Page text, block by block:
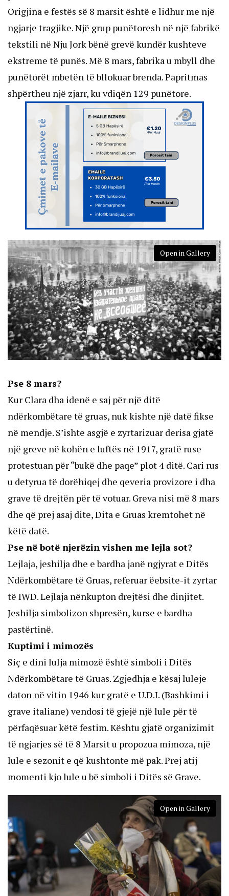
Origjina e festës së 8 marsit është e lidhur me një
ngjarje tragjike. Një grup punëtoresh në një fabrikë
tekstili në Nju Jork bënë grevë kundër kushteve
ekstreme të punës. Më 8 mars, fabrika u mbyll dhe
punëtorët mbetën të bllokuar brenda. Papritmas
shpërtheu një zjarr, ku vdiqën 129 punëtore.
Open in Gallery
Pse 8 mars?
Kur Clara dha idenë e saj për një ditë
ndërkombëtare të gruas, nuk kishte një datë fikse
në mendje. S’ishte asgjë e zyrtarizuar derisa gjatë
një greve në kohën e luftës në 1917, gratë ruse
protestuan për “bukë dhe paqe” plot 4 ditë. Cari rus
u detyrua të dorëhiqej dhe qeveria provizore i dha
grave të drejtën për të votuar. Greva nisi më 8 mars
dhe që prej asaj dite, Dita e Gruas kremtohet në
këtë datë.
Pse në botë njerëzin vishen me lejla sot?
Lejlaja, jeshilja dhe e bardha janë ngjyrat e Ditës
Ndërkombëtare të Gruas, referuar ëebsite-it zyrtar
të IWD. Lejlaja nënkupton drejtësi dhe dinjitet.
Jeshilja simbolizon shpresën, kurse e bardha
pastërtinë.
Kuptimi i mimozës
Siç e dini lulja mimozë është simboli i Ditës
Ndërkombëtare të Gruas. Zgjedhja e kësaj luleje
daton në vitin 1946 kur gratë e U.D.I. (Bashkimi i
grave italiane) vendosi të gjejë një lule për të
përfaqësuar këtë festim. Kështu gjatë organizimit
të ngjarjes së të 8 Marsit u propozua mimoza, një
lule e sezonit e që kushtonte më pak. Prej atij
momenti kjo lule u bë simboli i Ditës së Grave.
Open in Gallery